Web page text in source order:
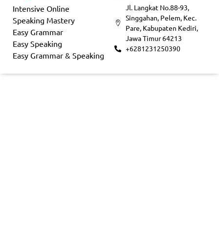
Intensive Online
Speaking Mastery
Easy Grammar
Easy Speaking
Easy Grammar & Speaking
Jl. Langkat No.88-93,
Singgahan, Pelem, Kec.
Pare, Kabupaten Kediri,
Jawa Timur 64213
+6281231250390